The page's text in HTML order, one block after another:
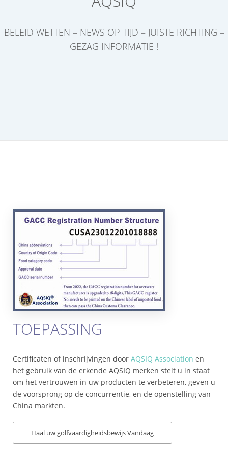
BELEID WETTEN – NEWS OP TIJD – JUISTE RICHTING –
GEZAG INFORMATIE !
TOEPASSING
Certificaten of inschrijvingen door AQSIQ Association en
het gebruik van de erkende AQSIQ merken stelt u in staat
om het vertrouwen in uw producten te verbeteren, geven u
de voorsprong op de concurrentie, en de openstelling van
China markten.
Haal uw golfvaardigheidsbewijs Vandaag